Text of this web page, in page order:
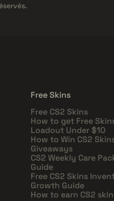
Free Skins
Free CS2 Skins
How to get Free
Loadout Under $10
How to Win CS2
Giveaways
CS2 Weekly Care
Guide
Free CS2 Skins
Growth Guide
How to earn CS2